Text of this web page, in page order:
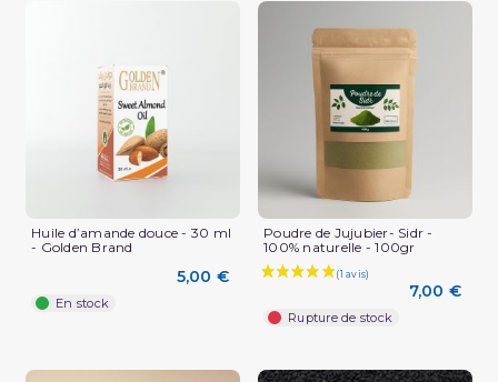
(1 avis)
Huile d’amande douce - 30 ml
- Golden Brand
5,00 €
En stock
Poudre de Jujubier- Sidr -
100% naturelle - 100gr
7,00 €
Rupture de stock